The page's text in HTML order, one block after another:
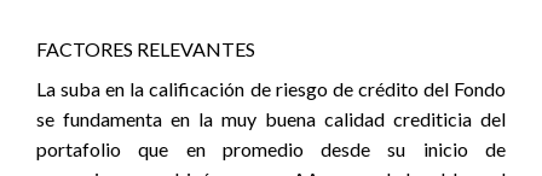
FACTORES RELEVANTES
La suba en la calificación de riesgo de crédito del Fondo
se fundamenta en la muy buena calidad crediticia del
portafolio que en promedio desde su inicio de